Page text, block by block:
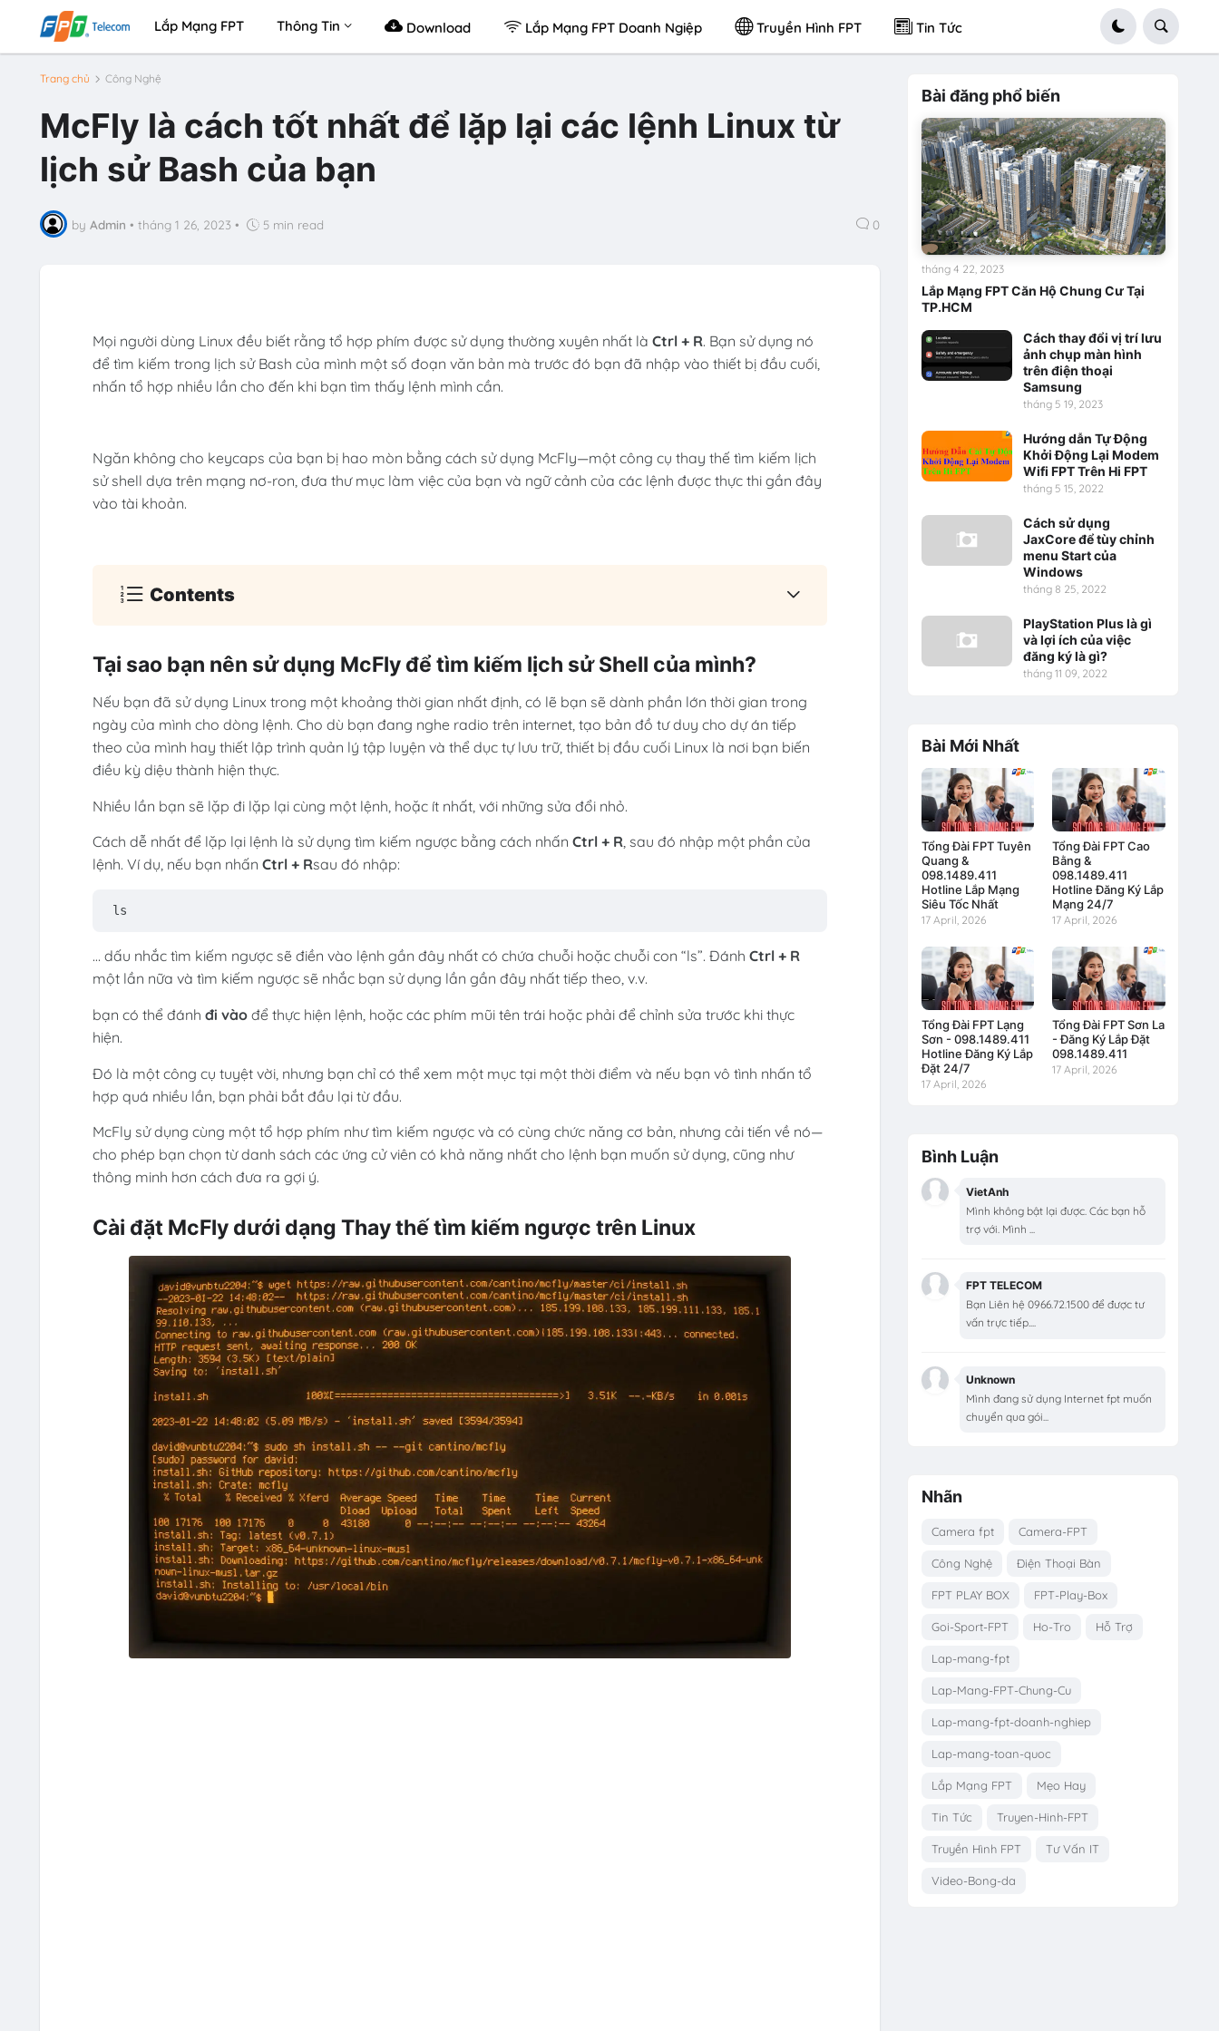
Lắp Mạng FPT Thông Tin Download Lắp Mạng FPT Doanh Ngiệp Truyền Hình FPT Tin Tức
Trang chủ Công Nghệ
McFly là cách tốt nhất để lặp lại các lệnh Linux từ
lịch sử Bash của bạn
by Admin • tháng 1 26, 2023 • 5 min read 0
Mọi người dùng Linux đều biết rằng tổ hợp phím được sử dụng thường xuyên nhất là Ctrl + R. Bạn sử dụng nó
để tìm kiếm trong lịch sử Bash của mình một số đoạn văn bản mà trước đó bạn đã nhập vào thiết bị đầu cuối,
nhấn tổ hợp nhiều lần cho đến khi bạn tìm thấy lệnh mình cần.
Ngăn không cho keycaps của bạn bị hao mòn bằng cách sử dụng McFly—một công cụ thay thế tìm kiếm lịch
sử shell dựa trên mạng nơ-ron, đưa thư mục làm việc của bạn và ngữ cảnh của các lệnh được thực thi gần đây
vào tài khoản.
Contents
Tại sao bạn nên sử dụng McFly để tìm kiếm lịch sử Shell của mình?
Nếu bạn đã sử dụng Linux trong một khoảng thời gian nhất định, có lẽ bạn sẽ dành phần lớn thời gian trong
ngày của mình cho dòng lệnh. Cho dù bạn đang nghe radio trên internet, tạo bản đồ tư duy cho dự án tiếp
theo của mình hay thiết lập trình quản lý tập luyện và thể dục tự lưu trữ, thiết bị đầu cuối Linux là nơi bạn biến
điều kỳ diệu thành hiện thực.
Nhiều lần bạn sẽ lặp đi lặp lại cùng một lệnh, hoặc ít nhất, với những sửa đổi nhỏ.
Cách dễ nhất để lặp lại lệnh là sử dụng tìm kiếm ngược bằng cách nhấn Ctrl + R, sau đó nhập một phần của
lệnh. Ví dụ, nếu bạn nhấn Ctrl + Rsau đó nhập:
ls
… dấu nhắc tìm kiếm ngược sẽ điền vào lệnh gần đây nhất có chứa chuỗi hoặc chuỗi con “ls”. Đánh Ctrl + R
một lần nữa và tìm kiếm ngược sẽ nhắc bạn sử dụng lần gần đây nhất tiếp theo, v.v.
bạn có thể đánh đi vàođể thực hiện lệnh, hoặc các phím mũi tên trái hoặc phải để chỉnh sửa trước khi thực
hiện.
Đó là một công cụ tuyệt vời, nhưng bạn chỉ có thể xem một mục tại một thời điểm và nếu bạn vô tình nhấn tổ
hợp quá nhiều lần, bạn phải bắt đầu lại từ đầu.
McFly sử dụng cùng một tổ hợp phím như tìm kiếm ngược và có cùng chức năng cơ bản, nhưng cải tiến về nó—
cho phép bạn chọn từ danh sách các ứng cử viên có khả năng nhất cho lệnh bạn muốn sử dụng, cũng như
thông minh hơn cách đưa ra gợi ý.
Cài đặt McFly dưới dạng Thay thế tìm kiếm ngược trên Linux
Bài đăng phổ biến
Lắp Mạng FPT Căn Hộ Chung Cư Tại
TP.HCM
tháng 4 22, 2023
Cách thay đổi vị trí lưu
ảnh chụp màn hình
trên điện thoại
Samsung
tháng 5 19, 2023
Hướng dẫn Tự Động
Khởi Động Lại Modem
Wifi FPT Trên Hi FPT
tháng 5 15, 2022
Cách sử dụng
JaxCore để tùy chỉnh
menu Start của
Windows
tháng 8 25, 2022
PlayStation Plus là gì
và lợi ích của việc
đăng ký là gì?
tháng 11 09, 2022
Bài Mới Nhất
Tổng Đài FPT Tuyên
Quang &
098.1489.411
Hotline Lắp Mạng
Siêu Tốc Nhất
17 April, 2026
Tổng Đài FPT Cao
Bằng &
098.1489.411
Hotline Đăng Ký Lắp
Mạng 24/7
17 April, 2026
Tổng Đài FPT Lạng
Sơn - 098.1489.411
Hotline Đăng Ký Lắp
Đặt 24/7
17 April, 2026
Tổng Đài FPT Sơn La
- Đăng Ký Lắp Đặt
098.1489.411
17 April, 2026
Bình Luận
VietAnh
Mình không bật lại được. Các bạn hỗ
trợ với. Mình ...
FPT TELECOM
Bạn Liên hệ 0966.72.1500 để được tư
vấn trực tiếp....
Unknown
Mình đang sử dụng Internet fpt muốn
chuyển qua gói...
Nhãn
Camera fpt Camera-FPT
Công Nghệ Điện Thoại Bàn
FPT PLAY BOX FPT-Play-Box
Goi-Sport-FPT Ho-Tro Hỗ Trợ
Lap-mang-fpt
Lap-Mang-FPT-Chung-Cu
Lap-mang-fpt-doanh-nghiep
Lap-mang-toan-quoc
Lắp Mạng FPT Mẹo Hay
Tin Tức Truyen-Hinh-FPT
Truyền Hình FPT Tư Vấn IT
Video-Bong-da